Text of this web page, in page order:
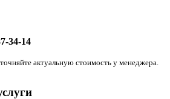
34-14
актуальную стоимость у менеджера.